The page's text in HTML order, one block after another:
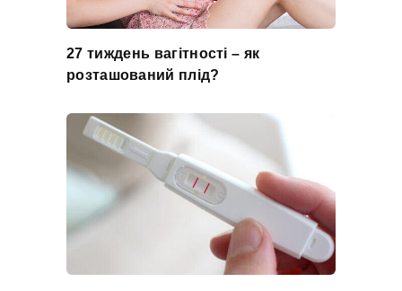
27 тиждень вагітності – як
розташований плід?